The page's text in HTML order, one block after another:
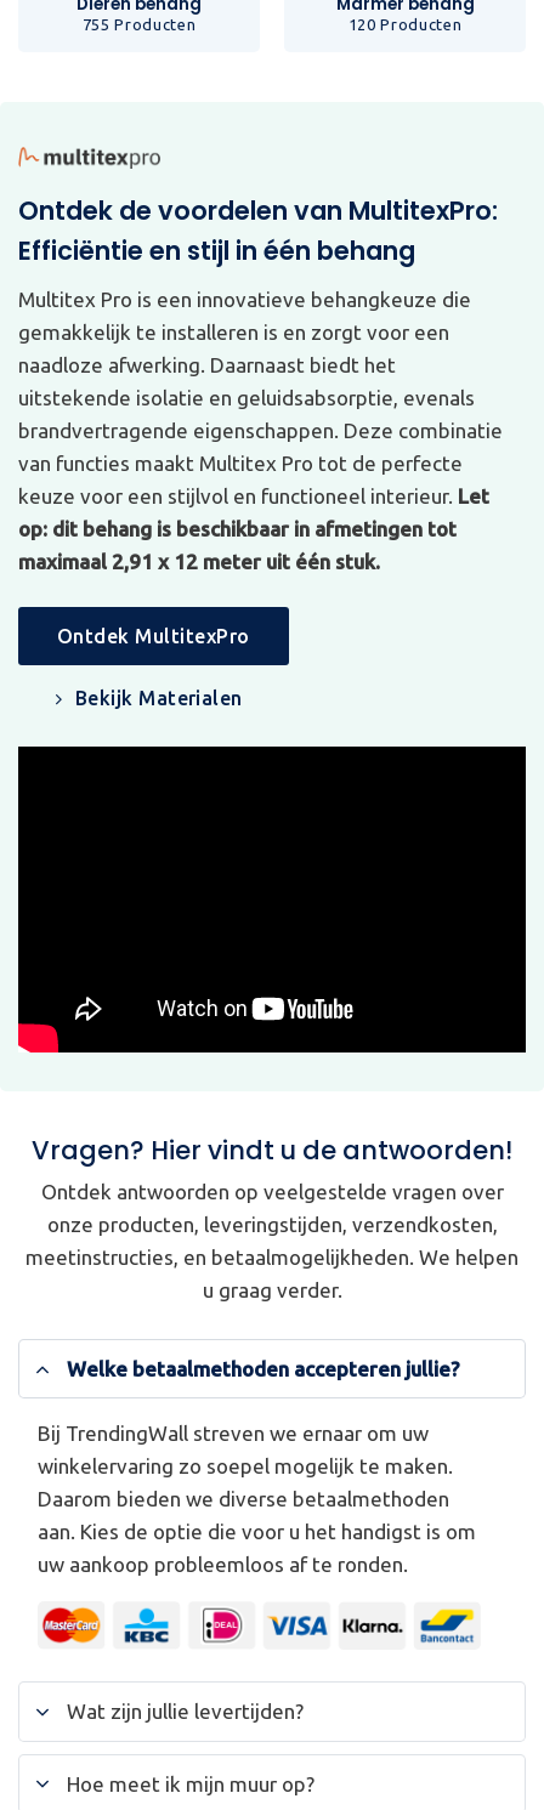
755 Producten 120 Producten
Ontdek de voordelen van MultitexPro:
Efficiëntie en stijl in één behang
Multitex Pro is een innovatieve behangkeuze die
gemakkelijk te installeren is en zorgt voor een
naadloze afwerking. Daarnaast biedt het
uitstekende isolatie en geluidsabsorptie, evenals
brandvertragende eigenschappen. Deze combinatie
van functies maakt Multitex Pro tot de perfecte
keuze voor een stijlvol en functioneel interieur. Let
op: dit behang is beschikbaar in afmetingen tot
maximaal 2,91 x 12 meter uit één stuk.
Ontdek MultitexPro
Bekijk Materialen
Vragen? Hier vindt u de antwoorden!
Ontdek antwoorden op veelgestelde vragen over
onze producten, leveringstijden, verzendkosten,
meetinstructies, en betaalmogelijkheden. We helpen
u graag verder.
Welke betaalmethoden accepteren jullie?
Bij TrendingWall streven we ernaar om uw
winkelervaring zo soepel mogelijk te maken.
Daarom bieden we diverse betaalmethoden
aan. Kies de optie die voor u het handigst is om
uw aankoop probleemloos af te ronden.
Wat zijn jullie levertijden?
Hoe meet ik mijn muur op?